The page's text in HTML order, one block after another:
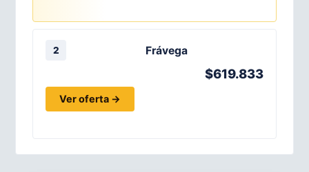
2 Frávega
$619.833
Ver oferta →